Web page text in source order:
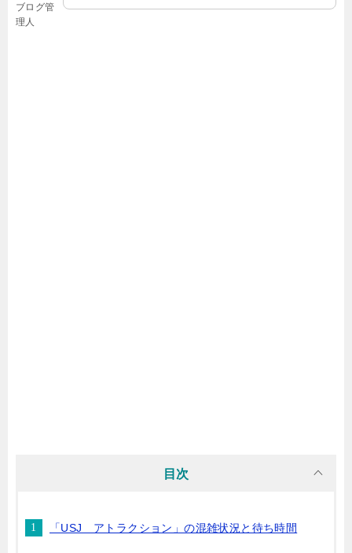
ブログ管
理人
目次
「USJ アトラクション」の混雑状況と待ち時間